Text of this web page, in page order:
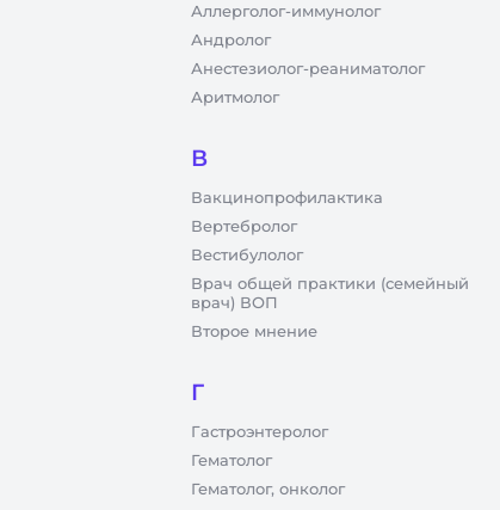
Аллерголог-иммунолог
Андролог
Анестезиолог-реаниматолог
Аритмолог
В
Вакцинопрофилактика
Вертебролог
Вестибулолог
Врач общей практики (семейный
врач) ВОП
Второе мнение
Г
Гастроэнтеролог
Гематолог
Гематолог, онколог